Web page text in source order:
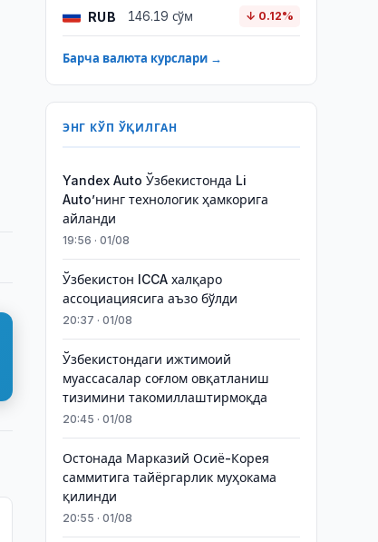
RUB 146.19 сўм ↓ 0.12%
Барча валюта курслари →
ЭНГ КЎП ЎҚИЛГАН
Yandex Auto Ўзбекистонда Li
Auto’нинг технологик ҳамкорига
айланди
19:56 · 01/08
Ўзбекистон ICCA халқаро
ассоциациясига аъзо бўлди
20:37 · 01/08
Ўзбекистондаги ижтимоий
муассасалар соғлом овқатланиш
тизимини такомиллаштирмоқда
20:45 · 01/08
Остонада Марказий Осиё-Корея
саммитига тайёргарлик муҳокама
қилинди
20:55 · 01/08